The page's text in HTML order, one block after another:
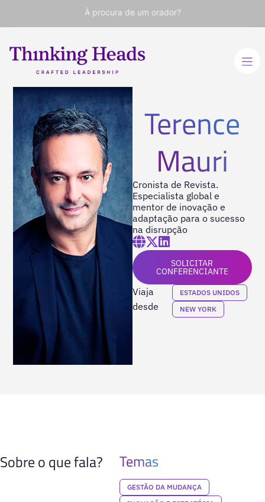
À procura de um orador?
Terence
Mauri
Cronista de Revista.
Especialista global e
mentor de inovação e
adaptação para o sucesso
na disrupção
SOLICITAR
CONFERENCIANTE
Viaja
desde
ESTADOS UNIDOS
NEW YORK
Sobre o que fala? Temas
GESTÃO DA MUDANÇA